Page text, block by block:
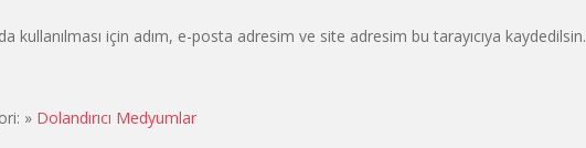
kullanılması için adım, e-posta adresim ve site adresim bu tarayıcıya kaydedilsin.
» Dolandırıcı Medyumlar